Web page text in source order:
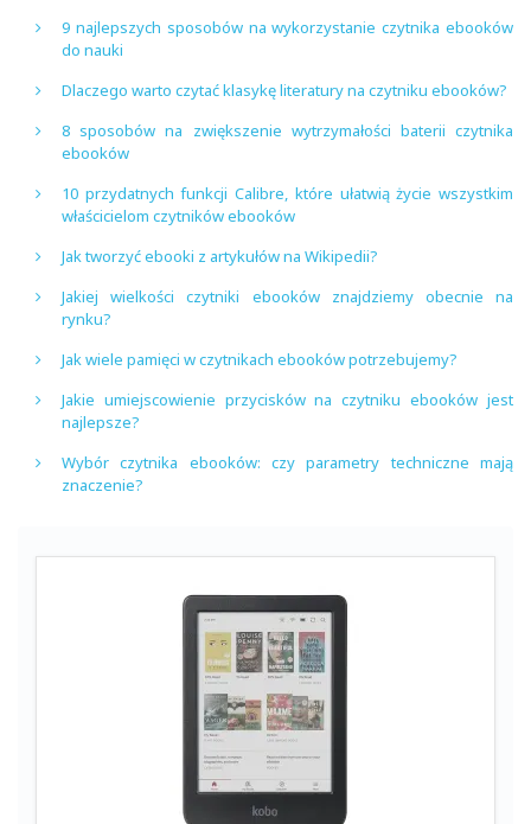
9 najlepszych sposobów na wykorzystanie czytnika ebooków
do nauki
Dlaczego warto czytać klasykę literatury na czytniku ebooków?
8 sposobów na zwiększenie wytrzymałości baterii czytnika
ebooków
10 przydatnych funkcji Calibre, które ułatwią życie wszystkim
właścicielom czytników ebooków
Jak tworzyć ebooki z artykułów na Wikipedii?
Jakiej wielkości czytniki ebooków znajdziemy obecnie na
rynku?
Jak wiele pamięci w czytnikach ebooków potrzebujemy?
Jakie umiejscowienie przycisków na czytniku ebooków jest
najlepsze?
Wybór czytnika ebooków: czy parametry techniczne mają
znaczenie?